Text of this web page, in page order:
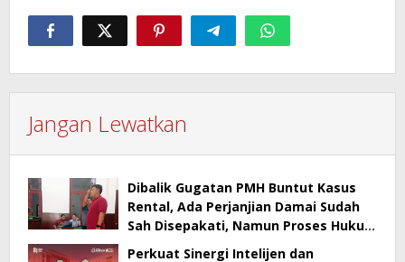
Jangan Lewatkan
Dibalik Gugatan PMH Buntut Kasus
Rental, Ada Perjanjian Damai Sudah
Sah Disepakati, Namun Proses Hukum
Perkuat Sinergi Intelijen dan